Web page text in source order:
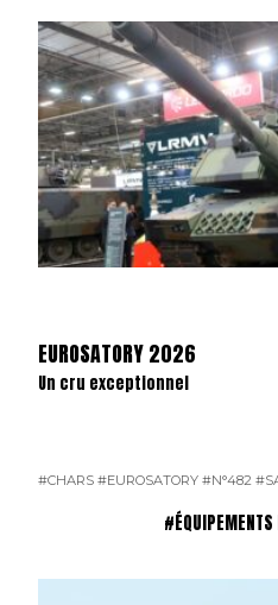
EUROSATORY 2026
Un cru exceptionnel
#CHARS #EUROSATORY #N°482
#ÉQUIPEMENTS